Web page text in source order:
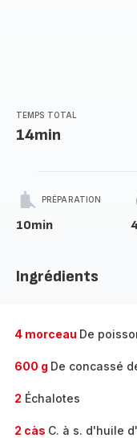
TEMPS TOTAL
14min
PRÉPARATION
10min
Ingrédients
4 morceau De
600 g De concassé
2 Échalotes
2 càs C. à s. d'huile